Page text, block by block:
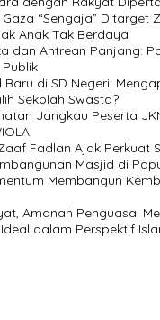
“Sengaja” Ditarget
Anak Tak Berdaya
dan Antrean Panjang:
Baru di SD Negeri:
Sekolah Swasta?
Jangkau Peserta
Fadlan Ajak Perkuat
Masjid di
Alimbas Insan
Membangun
Amanah Penguasa:
dalam Perspektif